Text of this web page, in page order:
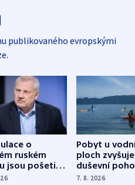
publikovaného evropskými
o
ruském
jsou pošetilé,
Pobyt u
ploch zvyšuje
duševní
ukázala
7. 8. 2026